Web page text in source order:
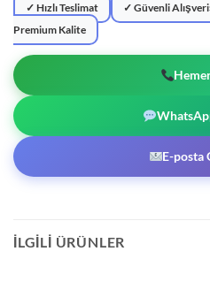
✓ Hızlı Teslimat ✓ Güvenli
Premium Kalite
E-posta
İLGILI ÜRÜNLER